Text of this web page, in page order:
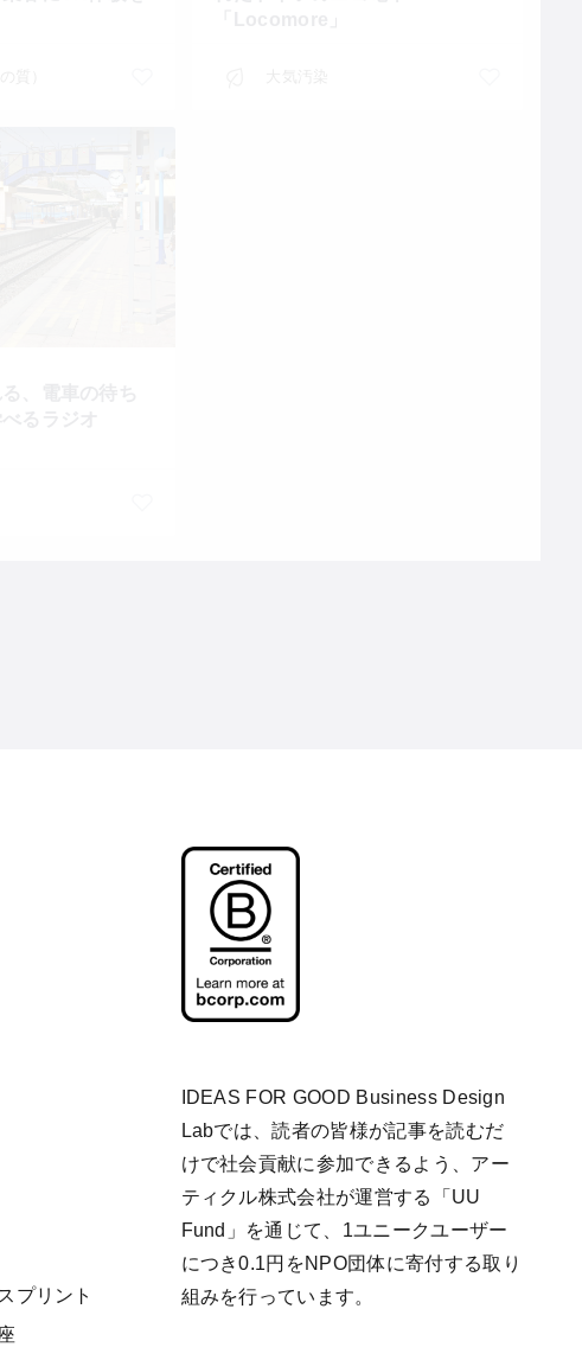
プリント
IDEAS FOR GOOD Business Design
Labでは、読者の皆様が記事を読むだ
けで社会貢献に参加できるよう、アー
ティクル株式会社が運営する「 UU
Fund 」を通じて、1ユニークユーザー
につき0.1円をNPO団体に寄付する取り
組みを行っています。